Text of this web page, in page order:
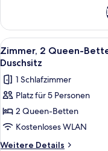
2 Queen-
Betten,
barrierearme
Badewanne
Alle
Fotos
für
Zimmer,
2 Queen-
Betten,
leicht
zugängliche
4
Zimmer, 2 Queen-
Duschsitz
1 Schlafzimmer
Platz für 5 Personen
2 Queen-Betten
Kostenloses WLAN
Weitere Details
Weitere